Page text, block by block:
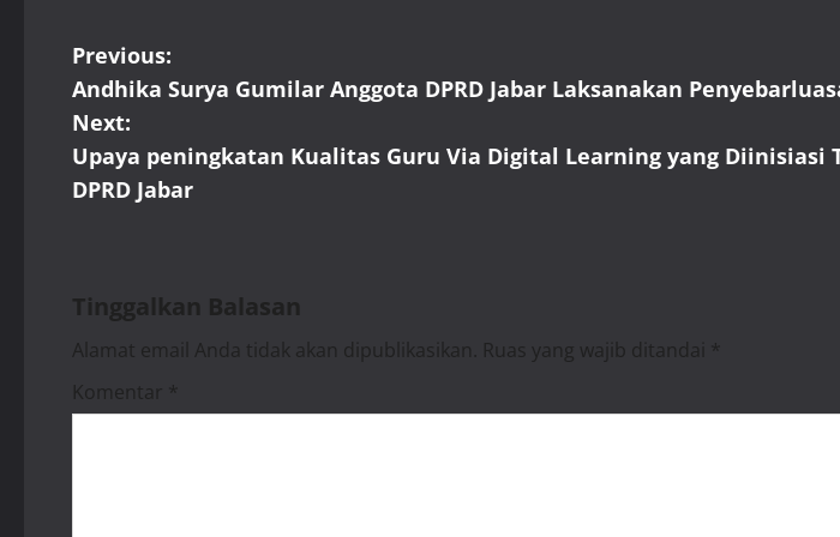
P
o
s
t
a
v
i
Previous:
Andhika Surya Gumilar Anggota DPRD Jabar Laksanakan
Next:
Upaya peningkatan Kualitas Guru Via Digital Learning yang Diinisiasi
DPRD Jabar
Tinggalkan Balasan
Alamat email Anda tidak akan dipublikasikan. Ruas yang wajib ditandai
*
Komentar *